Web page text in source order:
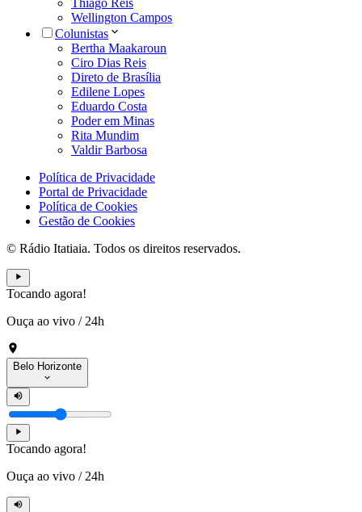
Wellington Campos
Colunistas
Bertha Maakaroun
Ciro Dias Reis
Direto de Brasília
Edilene Lopes
Eduardo Costa
Poder em Minas
Rita Mundim
Valdir Barbosa
Política de Privacidade
Portal de Privacidade
Política de Cookies
Gestão de Cookies
© Rádio Itatiaia. Todos os direitos reservados.
Tocando agora!
Ouça ao vivo / 24h
Belo Horizonte
Tocando agora!
Ouça ao vivo / 24h